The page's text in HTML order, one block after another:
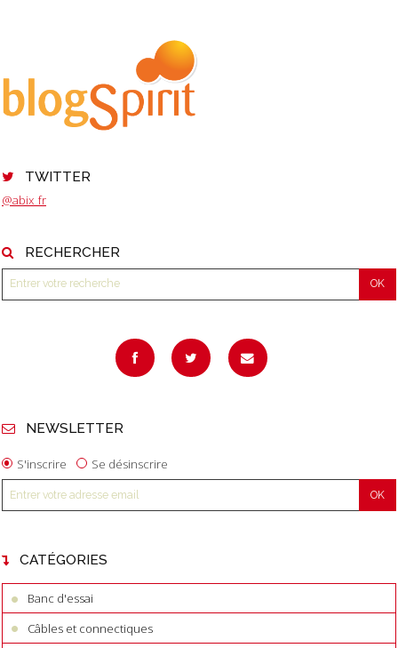
TWITTER
@abix_fr
RECHERCHER
NEWSLETTER
S'inscrire Se désinscrire
CATÉGORIES
Banc d'essai
Câbles et connectiques